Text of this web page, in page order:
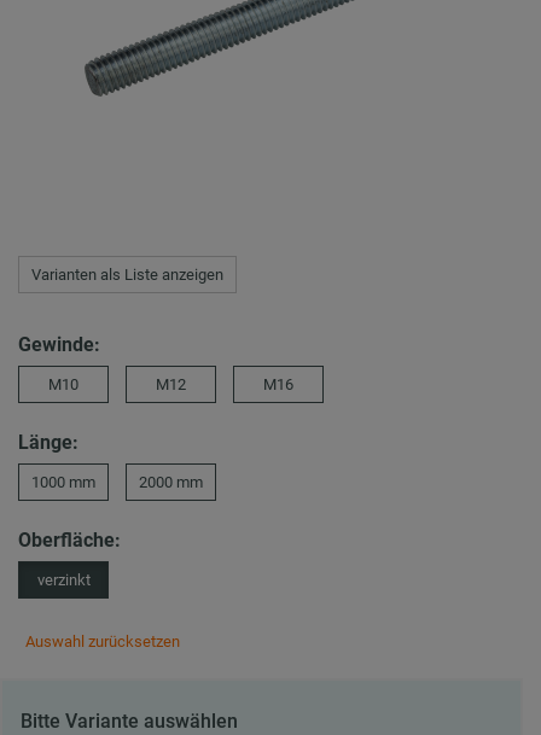
Varianten als Liste anzeigen
Gewinde:
M10 M12 M16
Länge:
1000 mm 2000 mm
Oberfläche:
verzinkt
Auswahl zurücksetzen
Bitte Variante auswählen